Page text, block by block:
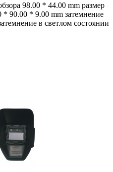
98.00 * 44.00 mm размер
90.00 * 9.00 mm затемнение
в светлом состоянии